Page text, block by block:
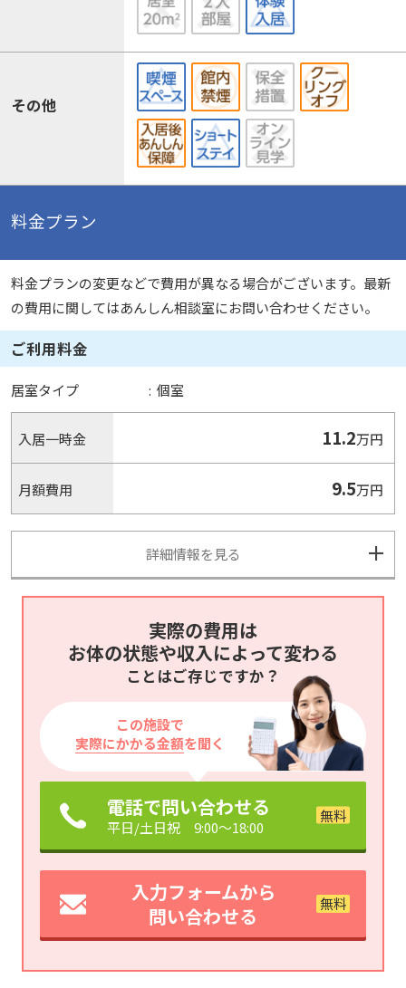
その他
料金プラン
料金プランの変更などで費用が異なる場合がございます。最新
の費用に関してはあんしん相談室にお問い合わせください。
ご利用料金
居室タイプ : 個室
入居一時金 11.2万円
月額費用 9.5万円
詳細情報を見る
実際の費用は
お体の状態や収入によって変わる
ことはご存じですか？
この施設で
実際にかかる金額を聞く
電話で問い合わせる
平日/土日祝 9:00～18:00
入力フォームから
問い合わせる